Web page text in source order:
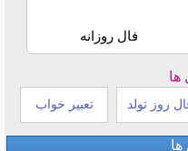
فال روزانه
ها
روز تولد تعبیر خواب